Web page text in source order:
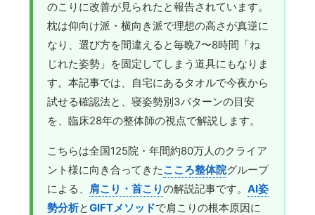
のこりに改善が見られたと報告されています。
枕は仰向け派・横向き派で理想の高さが真逆に
なり、選び方を間違えると毎晩7〜8時間「ね
じれた姿勢」を固定してしまう道具にもなりま
す。本記事では、自宅にあるタオルで今夜から
試せる確認法と、寝姿勢別3パターンの目安
を、臨床28年の整体師の視点で解説します。
こちらは全国125院・年間約80万人のクライア
ント様に向き合ってきたこころ整体院グループ
による、 肩こり・首こりの解説記事です。AI姿
勢分析とGIFTメソッドで肩こりの根本原因に